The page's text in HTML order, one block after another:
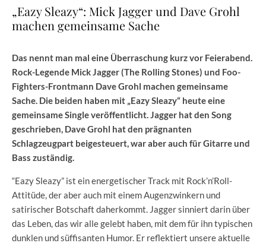
„Eazy Sleazy“: Mick Jagger und Dave Grohl
machen gemeinsame Sache
Das nennt man mal eine Überraschung kurz vor Feierabend.
Rock-Legende Mick Jagger (The Rolling Stones) und Foo-
Fighters-Frontmann Dave Grohl machen gemeinsame
Sache. Die beiden haben mit „Eazy Sleazy“ heute eine
gemeinsame Single veröffentlicht. Jagger hat den Song
geschrieben, Dave Grohl hat den prägnanten
Schlagzeugpart beigesteuert, war aber auch für Gitarre und
Bass zuständig.
“Eazy Sleazy” ist ein energetischer Track mit Rock’n’Roll-
Attitüde, der aber auch mit einem Augenzwinkern und
satirischer Botschaft daherkommt. Jagger sinniert darin über
das Leben, das wir alle gelebt haben, mit dem für ihn typischen
dunklen und süffisanten Humor. Er reflektiert unsere aktuelle